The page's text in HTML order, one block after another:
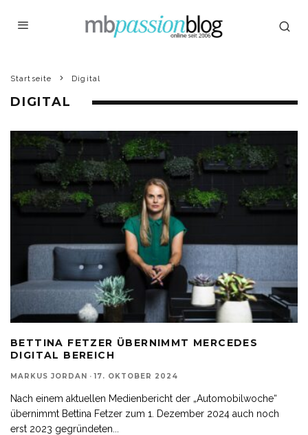
Startseite Digital
DIGITAL
BETTINA FETZER ÜBERNIMMT MERCEDES
DIGITAL BEREICH
MARKUS JORDAN · 17. OKTOBER 2024
Nach einem aktuellen Medienbericht der „Automobilwoche“
übernimmt Bettina Fetzer zum 1. Dezember 2024 auch noch
erst 2023 gegründeten